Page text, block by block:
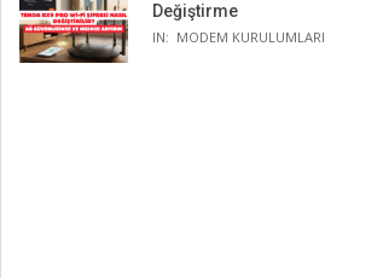
Değiştirme
IN: MODEM KURULUMLARI